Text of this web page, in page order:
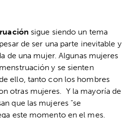
sigue siendo un tema
de ser una parte inevitable y
de una mujer. Algunas mujeres
y se sienten
ello, tanto con los hombres
otras mujeres. Y la mayoría de
que las mujeres “se
este momento en el mes.